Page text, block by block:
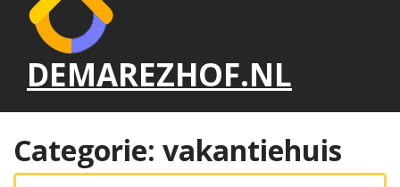
DEMAREZHOF.NL
Categorie: vakantiehuis